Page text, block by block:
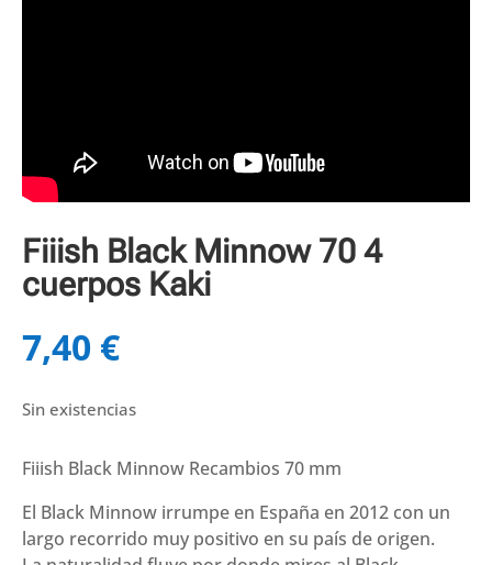
Fiiish Black Minnow 70 4
cuerpos Kaki
7,40 €
Sin existencias
Fiiish Black Minnow Recambios 70 mm
El Black Minnow irrumpe en España en 2012 con un
largo recorrido muy positivo en su país de origen.